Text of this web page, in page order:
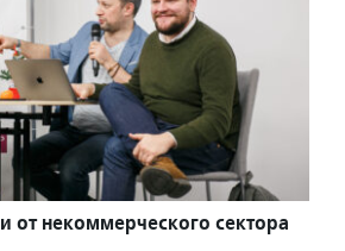
от некоммерческого сектора